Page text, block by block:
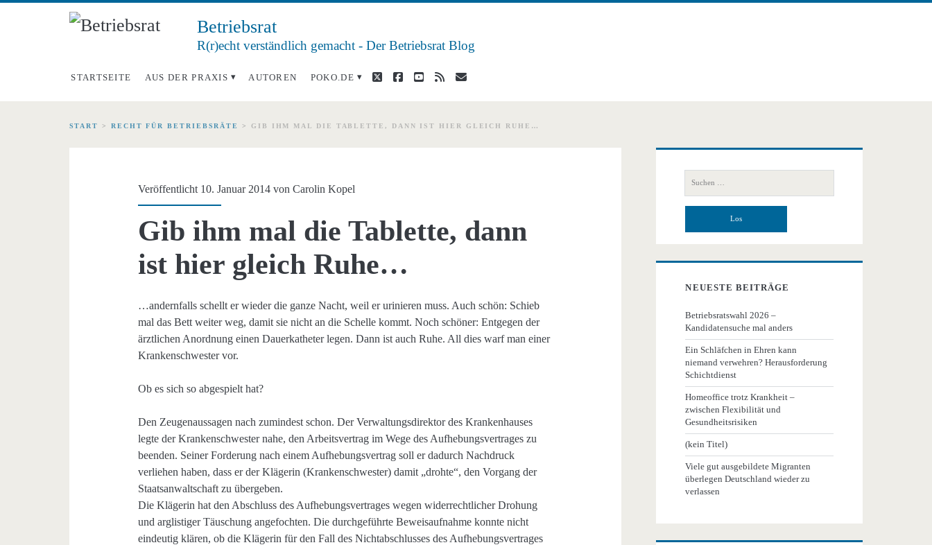
Betriebsrat
R(r)echt verständlich gemacht - Der Betriebsrat Blog
STARTSEITE AUS DER PRAXIS AUTOREN POKO.DE twitterfacebook
youtube
rss E-
Mail
START > RECHT FÜR BETRIEBSRÄTE > GIB IHM MAL DIE TABLETTE, DANN IST HIER GLEICH RUHE…
Veröffentlicht 10. Januar 2014 vonCarolin Kopel
Gib ihm mal die Tablette, dann
ist hier gleich Ruhe…
…andernfalls schellt er wieder die ganze Nacht, weil er urinieren muss. Auch schön: Schieb
mal das Bett weiter weg, damit sie nicht an die Schelle kommt. Noch schöner: Entgegen der
ärztlichen Anordnung einen Dauerkatheter legen. Dann ist auch Ruhe. All dies warf man einer
Krankenschwester vor.
Ob es sich so abgespielt hat?
Den Zeugenaussagen nach zumindest schon. Der Verwaltungsdirektor des Krankenhauses
legte der Krankenschwester nahe, den Arbeitsvertrag im Wege des Aufhebungsvertrages zu
beenden. Seiner Forderung nach einem Aufhebungsvertrag soll er dadurch Nachdruck
verliehen haben, dass er der Klägerin (Krankenschwester) damit „drohte“, den Vorgang der
Staatsanwaltschaft zu übergeben.
Die Klägerin hat den Abschluss des Aufhebungsvertrages wegen widerrechtlicher Drohung
und arglistiger Täuschung angefochten. Die durchgeführte Beweisaufnahme konnte nicht
eindeutig klären, ob die Klägerin für den Fall des Nichtabschlusses des Aufhebungsvertrages
Primäre
Seitenleiste
nach:
NEUESTE BEITRÄGE
Betriebsratswahl 2026 –
Kandidatensuche mal anders
Ein Schläfchen in Ehren kann
niemand verwehren? Herausforderung
Schichtdienst
Homeoffice trotz Krankheit –
zwischen Flexibilität und
Gesundheitsrisiken
(kein Titel)
Viele gut ausgebildete Migranten
überlegen Deutschland wieder zu
verlassen